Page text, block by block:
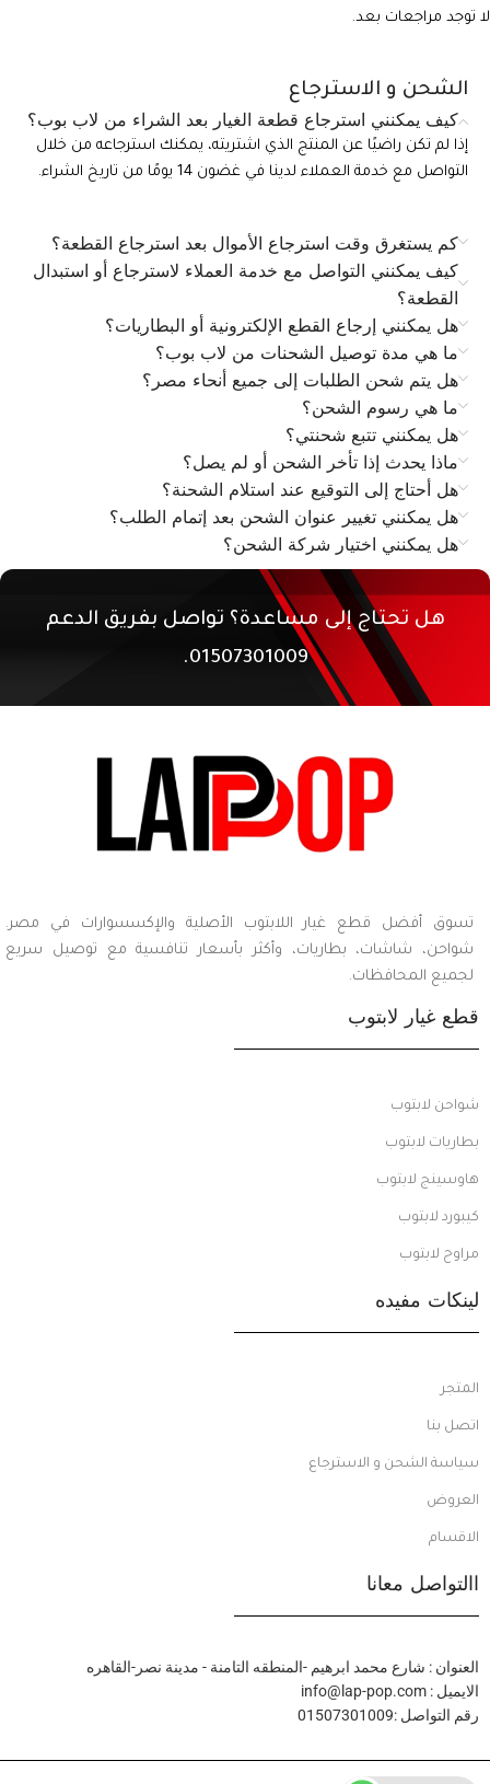
لا توجد مراجعات بعد.
الشحن و الاسترجاع
كيف يمكنني استرجاع قطعة الغيار بعد الشراء من لاب بوب؟
إذا لم تكن راضيًا عن المنتج الذي اشتريته، يمكنك استرجاعه من خلال
التواصل مع خدمة العملاء لدينا في غضون 14 يومًا من تاريخ الشراء.
كم يستغرق وقت استرجاع الأموال بعد استرجاع القطعة؟
كيف يمكنني التواصل مع خدمة العملاء لاسترجاع أو استبدال
القطعة؟
هل يمكنني إرجاع القطع الإلكترونية أو البطاريات؟
ما هي مدة توصيل الشحنات من لاب بوب؟
هل يتم شحن الطلبات إلى جميع أنحاء مصر؟
ما هي رسوم الشحن؟
هل يمكنني تتبع شحنتي؟
ماذا يحدث إذا تأخر الشحن أو لم يصل؟
هل أحتاج إلى التوقيع عند استلام الشحنة؟
هل يمكنني تغيير عنوان الشحن بعد إتمام الطلب؟
هل يمكنني اختيار شركة الشحن؟
هل تحتاج إلى مساعدة؟ تواصل بفريق الدعم
01507301009.
تسوق أفضل قطع غيار اللابتوب الأصلية والإكسسوارات في مصر.
شواحن، شاشات، بطاريات، وأكثر بأسعار تنافسية مع توصيل سريع
لجميع المحافظات.
قطع غيار لابتوب
شواحن لابتوب
بطاريات لابتوب
هاوسينج لابتوب
كيبورد لابتوب
مراوح لابتوب
لينكات مفيده
المتجر
اتصل بنا
سياسة الشحن و الاسترجاع
العروض
الاقسام
االتواصل معانا
العنوان : شارع محمد ابرهيم -المنطقه التامنة - مدينة نصر-القاهره
الايميل : info@lap-pop.com
رقم التواصل :01507301009